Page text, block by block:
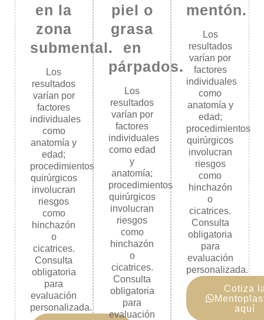
en la
zona
submental.
Los
resultados
varían por
factores
individuales
como
anatomía y
edad;
procedimientos
quirúrgicos
involucran
riesgos
como
hinchazón
o
cicatrices.
Consulta
obligatoria
para
evaluación
personalizada.
piel o
grasa
en
párpados.
Los
resultados
varían por
factores
individuales
como edad
y
anatomía;
procedimientos
quirúrgicos
involucran
riesgos
como
hinchazón
o
cicatrices.
Consulta
obligatoria
para
evaluación
mentón.
Los
resultados
varían por
factores
individuales
como
anatomía y
edad;
procedimientos
quirúrgicos
involucran
riesgos
como
hinchazón
o
cicatrices.
Consulta
obligatoria
para
evaluación
personalizada.
Cotiza
aquí